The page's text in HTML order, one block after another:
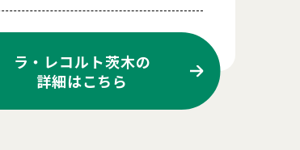
ラ・レコルト茨木の
詳細はこちら